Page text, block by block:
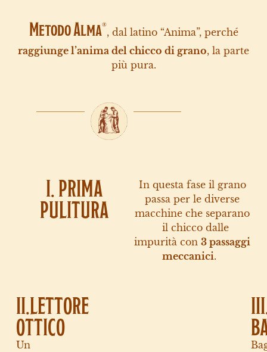
Metodo Alma®
, dal latino “Anima”, perché
raggiunge l’anima del chicco di grano, la parte
più pura.
I. PRIMA
PULITURA
In questa fase il grano
passa per le diverse
macchine che separano
il chicco dalle
impurità con3 passaggi
meccanici.
II.LETTORE
OTTICO
Un